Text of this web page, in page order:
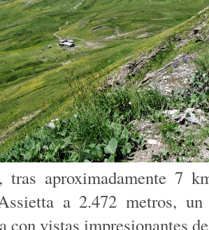
tras aproximadamente 7
a 2.472 metros,
con vistas impresionantes